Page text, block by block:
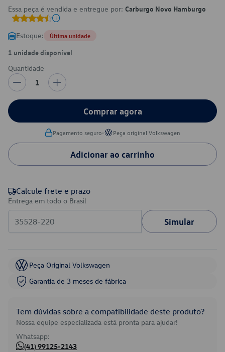
Essa peça é vendida e entregue por: Carburgo Novo Hamburgo
Estoque: Última unidade
1 unidade disponível
Quantidade
1
Comprar agora
Pagamento seguro• Peça original Volkswagen
Adicionar ao carrinho
Calcule frete e prazo
Entrega em todo o Brasil
Simular
Peça Original Volkswagen
Garantia de 3 meses de fábrica
Tem dúvidas sobre a compatibilidade deste produto?
Nossa equipe especializada está pronta para ajudar!
Whatsapp:
(41) 99125-2143